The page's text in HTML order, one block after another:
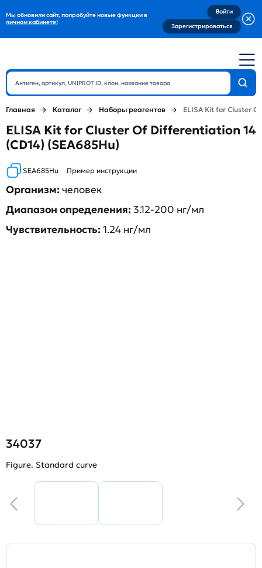
Мы обновили сайт, попробуйте новые функции в
личном кабинете!
Войти
Зарегистрироваться
Главная Каталог Наборы реагентов ELISA Kit for Cluster
ELISA Kit for Cluster Of Differentiation 14
(CD14) (SEA685Hu)
SEA685Hu Пример инструкции
Организм:человек
Диапазон определения:3.12-200 нг/мл
Чувствительность:1.24 нг/мл
34037
Figure. Standard curve